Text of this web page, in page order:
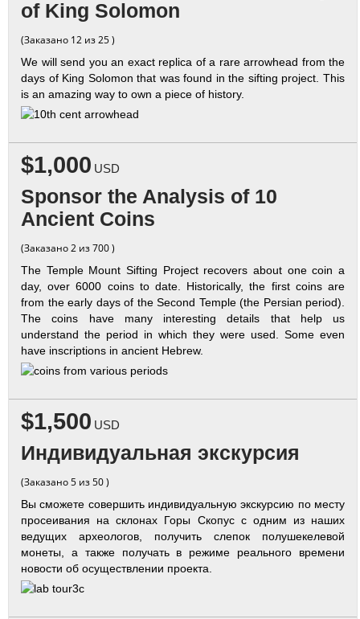
of King Solomon
(Заказано 12 из 25 )
We will send you an exact replica of a rare arrowhead from the
days of King Solomon that was found in the sifting project. This
is an amazing way to own a piece of history.
$1,000 USD
Sponsor the Analysis of 10
Ancient Coins
(Заказано 2 из 700 )
The Temple Mount Sifting Project recovers about one coin a
day, over 6000 coins to date. Historically, the first coins are
from the early days of the Second Temple (the Persian period).
The coins have many interesting details that help us
understand the period in which they were used. Some even
have inscriptions in ancient Hebrew.
$1,500 USD
Индивидуальная экскурсия
(Заказано 5 из 50 )
Вы сможете совершить индивидуальную экскурсию по месту
просеивания на склонах Горы Скопус с одним из наших
ведущих археологов, получить слепок полушекелевой
монеты, а также получать в режиме реального времени
новости об осуществлении проекта.